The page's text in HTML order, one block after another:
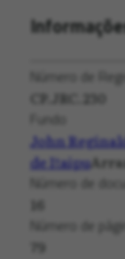
Número de
CP.JRC.230
Fundo
John
de Itaipu
Número de
16
Número de
79